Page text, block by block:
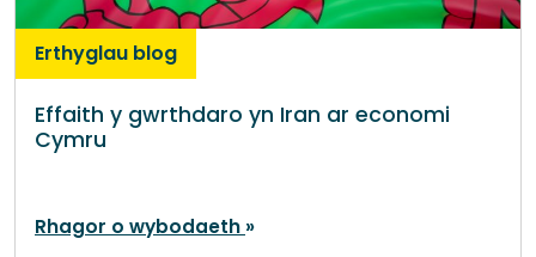
Erthyglau blog
Effaith y gwrthdaro yn Iran ar economi
Cymru
Rhagor o wybodaeth